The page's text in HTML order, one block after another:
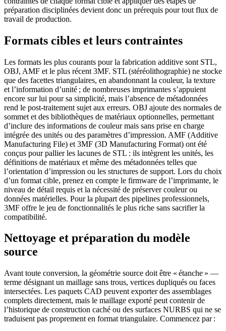
préparation disciplinées devient donc un prérequis pour tout flux de
travail de production.
Formats cibles et leurs contraintes
Les formats les plus courants pour la fabrication additive sont STL,
OBJ, AMF et le plus récent 3MF. STL (stéréolithographie) ne stocke
que des facettes triangulaires, en abandonnant la couleur, la texture
et l’information d’unité ; de nombreuses imprimantes s’appuient
encore sur lui pour sa simplicité, mais l’absence de métadonnées
rend le post‑traitement sujet aux erreurs. OBJ ajoute des normales de
sommet et des bibliothèques de matériaux optionnelles, permettant
d’inclure des informations de couleur mais sans prise en charge
intégrée des unités ou des paramètres d’impression. AMF (Additive
Manufacturing File) et 3MF (3D Manufacturing Format) ont été
conçus pour pallier les lacunes de STL : ils intègrent les unités, les
définitions de matériaux et même des métadonnées telles que
l’orientation d’impression ou les structures de support. Lors du choix
d’un format cible, prenez en compte le firmware de l’imprimante, le
niveau de détail requis et la nécessité de préserver couleur ou
données matérielles. Pour la plupart des pipelines professionnels,
3MF offre le jeu de fonctionnalités le plus riche sans sacrifier la
compatibilité.
Nettoyage et préparation du modèle
source
Avant toute conversion, la géométrie source doit être « étanche » —
terme désignant un maillage sans trous, vertices dupliqués ou faces
intersectées. Les paquets CAD peuvent exporter des assemblages
complets directement, mais le maillage exporté peut contenir de
l’historique de construction caché ou des surfaces NURBS qui ne se
traduisent pas proprement en format triangulaire. Commencez par :